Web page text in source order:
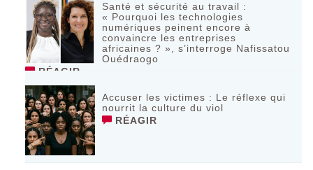
Santé et sécurité au travail :
« Pourquoi les technologies
numériques peinent encore à
convaincre les entreprises
africaines ? », s’interroge Nafissatou
Ouédraogo
RÉAGIR
Accuser les victimes : Le réflexe qui
nourrit la culture du viol
RÉAGIR